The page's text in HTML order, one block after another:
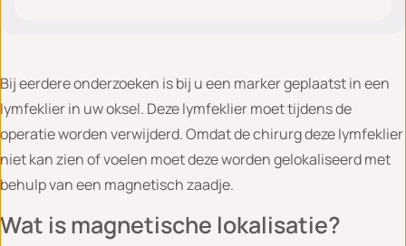
Bij eerdere onderzoeken is bij u een marker geplaatst in een
lymfeklier in uw oksel. Deze lymfeklier moet tijdens de
operatie worden verwijderd. Omdat de chirurg deze lymfeklier
niet kan zien of voelen moet deze worden gelokaliseerd met
behulp van een magnetisch zaadje.
Wat is magnetische lokalisatie?